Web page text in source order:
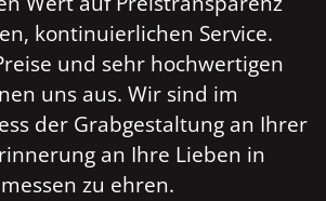
kontinuierlichen Service.
und sehr hochwertigen
uns aus. Wir sind im
der Grabgestaltung an Ihrer
an Ihre Lieben in
zu ehren.